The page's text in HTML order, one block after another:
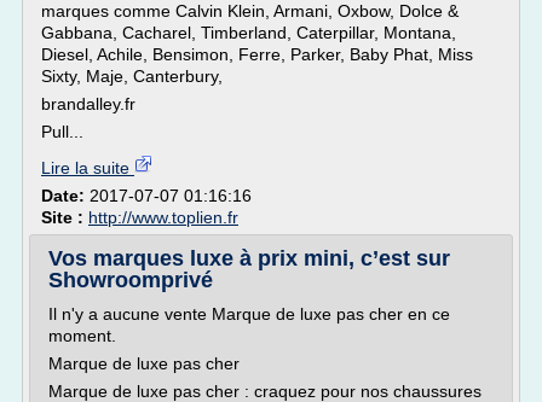
marques comme Calvin Klein, Armani, Oxbow, Dolce &
Gabbana, Cacharel, Timberland, Caterpillar, Montana,
Diesel, Achile, Bensimon, Ferre, Parker, Baby Phat, Miss
Sixty, Maje, Canterbury,
brandalley.fr
Pull...
Lire la suite
Date: 2017-07-07 01:16:16
Site : http://www.toplien.fr
Vos marques luxe à prix mini, c’est sur
Showroomprivé
Il n'y a aucune vente Marque de luxe pas cher en ce
moment.
Marque de luxe pas cher
Marque de luxe pas cher : craquez pour nos chaussures